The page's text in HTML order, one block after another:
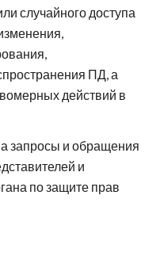
случайного доступа
ПД, а
действий в
запросы и обращения
и
по защите прав